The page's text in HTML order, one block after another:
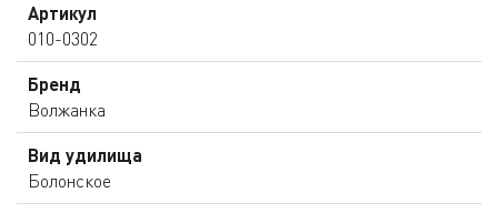
Артикул
010-0302
Бренд
Волжанка
Вид удилища
Болонское